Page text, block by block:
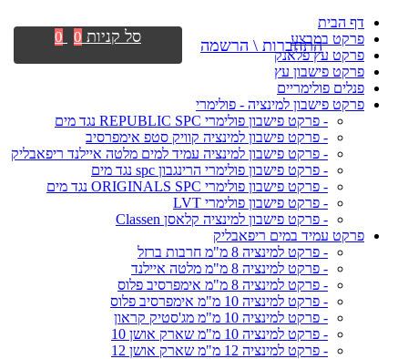
דף הבית
פרקט במבצע
פרקט עץ פלאנק
פרקט פישבון עץ
פנלים פולימריים
פרקט פישבון למינציה - פולימרי
- פרקט פישבון פולימרי REPUBLIC SPC נגד מים
- פרקט פישבון למינציה קוויק סטפ אימפרסיב
- פרקט פישבון למינציה עמיד למים מלטה איילנד ריפאבליק
- פרקט פישבון פולימרי הרינגבון spc נגד מים
- פרקט פישבון פולימרי ORIGINALS SPC נגד מים
- פרקט פישבון פולימרי LVT
- פרקט פישבון למינציה קלאסן Classen
פרקט עמיד במים ריפאבליק
- פרקט למינציה 8 מ"מ חרבות ברזל
- פרקט למינציה 8 מ"מ מלטה איילנד
- פרקט למינציה 8 מ"מ אימפרסיב פלוס
- פרקט למינציה 10 מ"מ אימפרסיב פלוס
- פרקט למינציה 10 מ"מ מג'סטיק קראון
- פרקט למינציה 10 מ"מ שארק אושן 10
- פרקט למינציה 12 מ"מ שארק אושן 12
התחברות \ הרשמה סל קניות 0
0